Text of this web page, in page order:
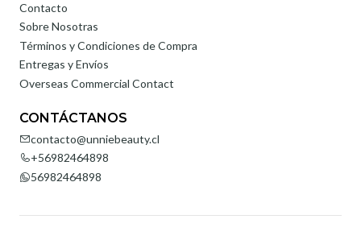
Contacto
Sobre Nosotras
Términos y Condiciones de Compra
Entregas y Envíos
Overseas Commercial Contact
CONTÁCTANOS
contacto@unniebeauty.cl
+56982464898
56982464898